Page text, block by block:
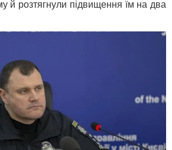
й розтягнули підвищення їм на два